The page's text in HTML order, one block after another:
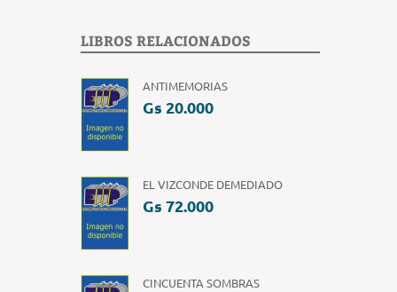
LIBROS RELACIONADOS
ANTIMEMORIAS
Gs 20.000
EL VIZCONDE DEMEDIADO
Gs 72.000
CINCUENTA SOMBRAS